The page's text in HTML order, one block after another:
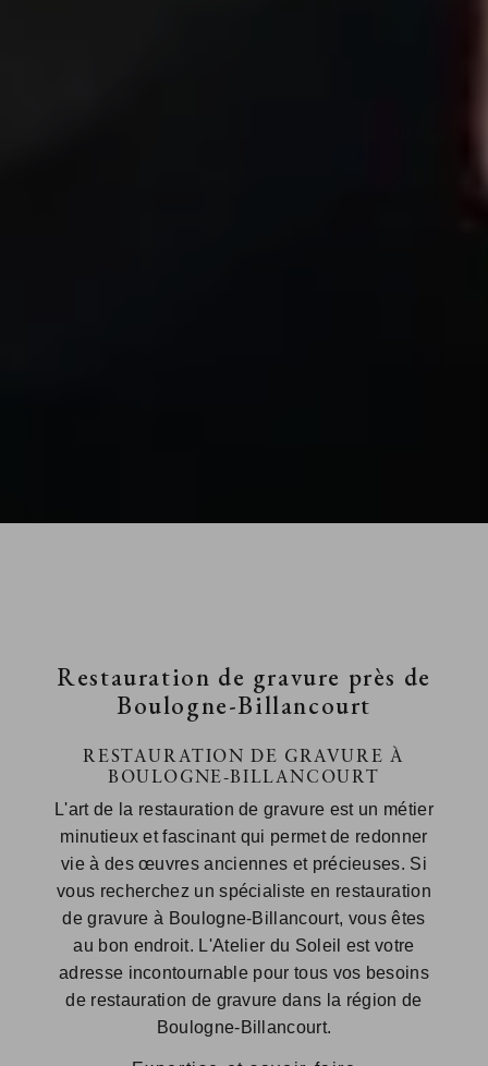
Restauration de gravure près de
Boulogne-Billancourt
RESTAURATION DE GRAVURE À
BOULOGNE-BILLANCOURT
L'art de la restauration de gravure est un métier
minutieux et fascinant qui permet de redonner
vie à des œuvres anciennes et précieuses. Si
vous recherchez un spécialiste en restauration
de gravure à Boulogne-Billancourt, vous êtes
au bon endroit. L'Atelier du Soleil est votre
adresse incontournable pour tous vos besoins
de restauration de gravure dans la région de
Boulogne-Billancourt.